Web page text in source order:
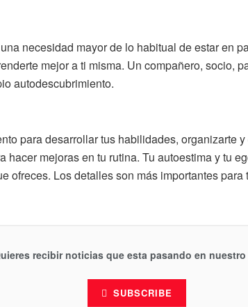
necesidad mayor de lo habitual de estar en
mejor a ti misma. Un compañero, socio,
autodescubrimiento.
para desarrollar tus habilidades, organizarte
hacer mejoras en tu rutina. Tu autoestima y tu
ofreces. Los detalles son más importantes para
recibir noticias que esta pasando en
SUBSCRIBE